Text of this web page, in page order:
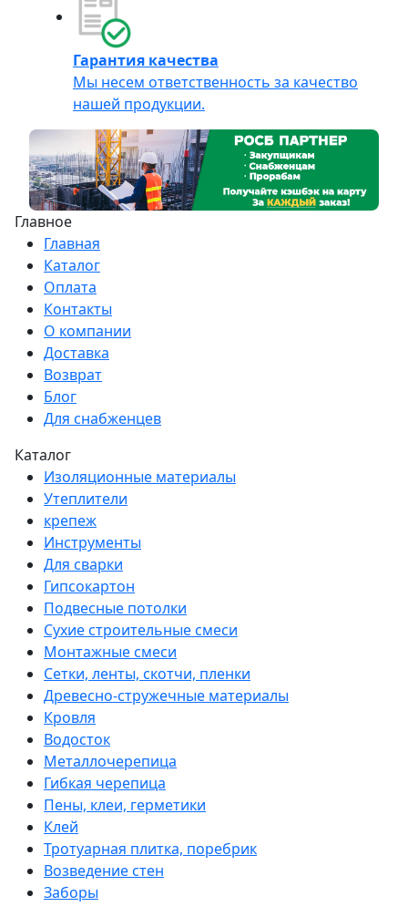
Гарантия качества
Мы несем ответственность за качество
нашей продукции.
Главное
Главная
Каталог
Оплата
Контакты
О компании
Доставка
Возврат
Блог
Для снабженцев
Каталог
Изоляционные материалы
Утеплители
крепеж
Инструменты
Для сварки
Гипсокартон
Подвесные потолки
Сухие строительные смеси
Монтажные смеси
Сетки, ленты, скотчи, пленки
Древесно-стружечные материалы
Кровля
Водосток
Металлочерепица
Гибкая черепица
Пены, клеи, герметики
Клей
Тротуарная плитка, поребрик
Возведение стен
Заборы